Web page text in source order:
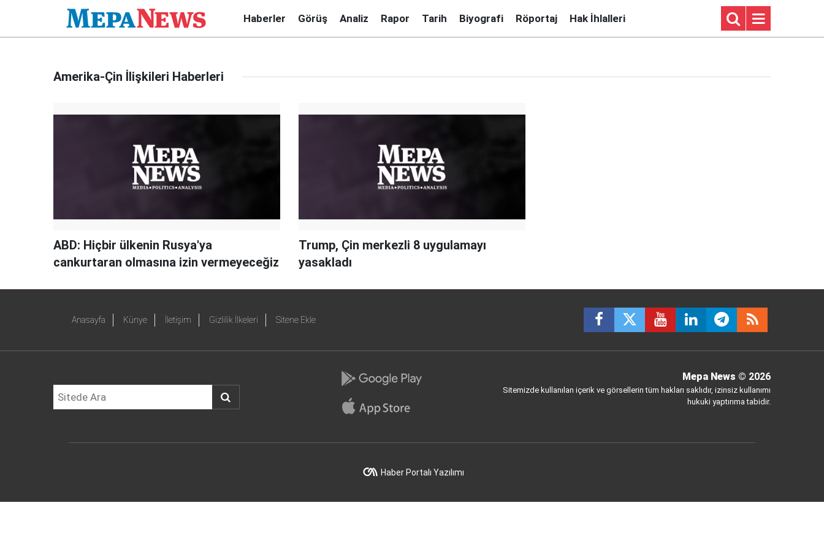
Haberler Görüş Analiz Rapor Tarih Biyografi Röportaj Hak İhlalleri
Amerika-Çin İlişkileri Haberleri
ABD: Hiçbir ülkenin Rusya'ya
cankurtaran olmasına izin vermeyeceğiz
Trump, Çin merkezli 8 uygulamayı
yasakladı
Anasayfa Künye İletişim Gizlilik İlkeleri Sitene Ekle
Mepa News © 2026
Sitemizde kullanılan içerik ve görsellerin tüm hakları saklıdır, izinsiz kullanımı
hukuki yaptırıma tabidir.
Haber Portalı Yazılımı